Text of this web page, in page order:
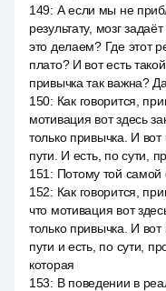
149: А если мы не
результату, мозг
это делаем? Где этот
плато? И вот есть
привычка так важна?
150: Как говорится,
мотивация вот здесь
только привычка. И
пути. И есть, по сути,
151 : Потому той самой
152: Как говорится,
что мотивация вот
только привычка. И
пути и есть, по сути,
которая
153: В поведении в